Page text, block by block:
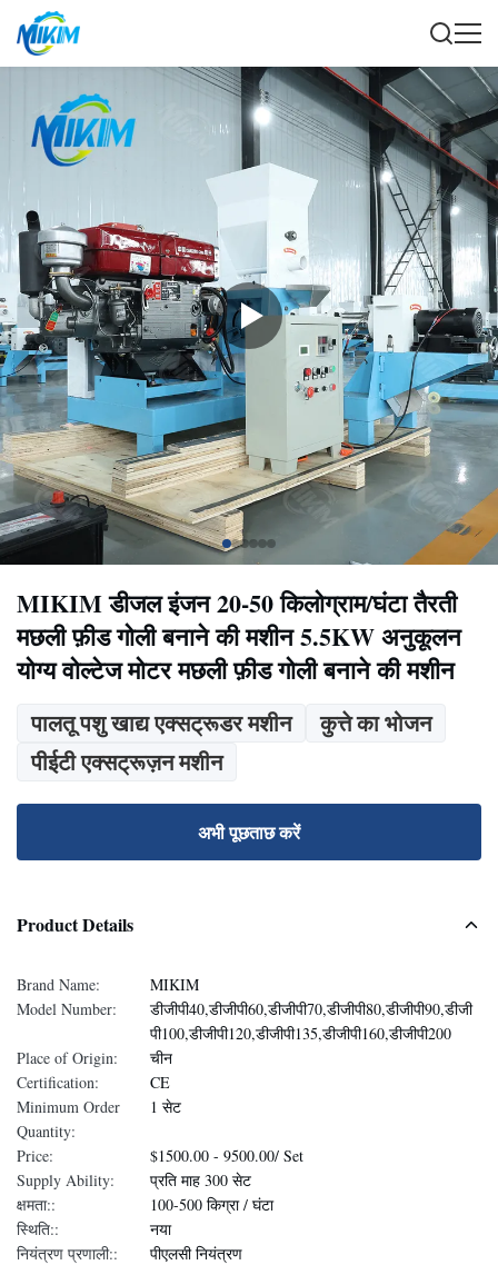
MIKIM डीजल इंजन 20-50 किलोग्राम/घंटा तैरती
मछली फ़ीड गोली बनाने की मशीन 5.5KW अनुकूलन
योग्य वोल्टेज मोटर मछली फ़ीड गोली बनाने की मशीन
पालतू पशु खाद्य एक्सट्रूडर मशीन
कुत्ते का भोजन
पीईटी एक्सट्रूज़न मशीन
अभी पूछताछ करें
Product Details
Brand Name:
MIKIM
Model Number:
डीजीपी40,डीजीपी60,डीजीपी70,डीजीपी80,डीजीपी90,डीजी
पी100,डीजीपी120,डीजीपी135,डीजीपी160,डीजीपी200
Place of Origin:
चीन
Certification:
CE
Minimum Order
Quantity:
1 सेट
Price:
$1500.00 - 9500.00/ Set
Supply Ability:
प्रति माह 300 सेट
क्षमता::
100-500 किग्रा / घंटा
स्थिति::
नया
नियंत्रण प्रणाली::
पीएलसी नियंत्रण